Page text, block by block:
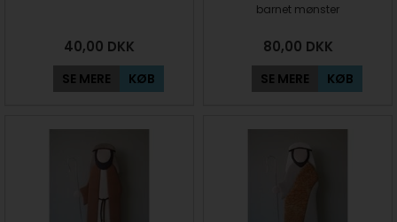
40,00 DKK
SE MERE KØB
barnet mønster
80,00 DKK
SE MERE KØB